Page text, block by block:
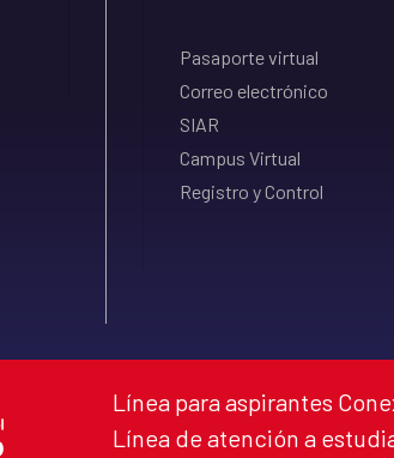
Pasaporte virtual
Correo electrónico
SIAR
Campus Virtual
Registro y Control
Línea para aspirantes
Línea de atención a